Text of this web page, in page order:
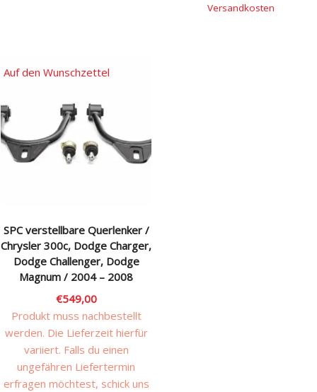
Versandkosten
SPC verstellbare Querlenker /
Chrysler 300c, Dodge Charger,
Dodge Challenger, Dodge
Magnum / 2004 – 2008
€549,00
Produkt muss nachbestellt
werden. Die Lieferzeit hierfür
variiert. Falls du einen
ungefähren Liefertermin
erfragen möchtest, schick uns
Auf den Wunschzettel